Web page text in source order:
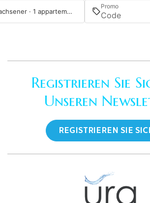
1 Erwachsener · 1 appartement
Promo
Registrieren Sie
Unseren
REGISTRIEREN SIE